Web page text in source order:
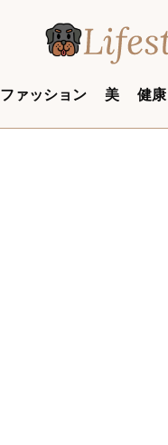
ファッション 美 健康